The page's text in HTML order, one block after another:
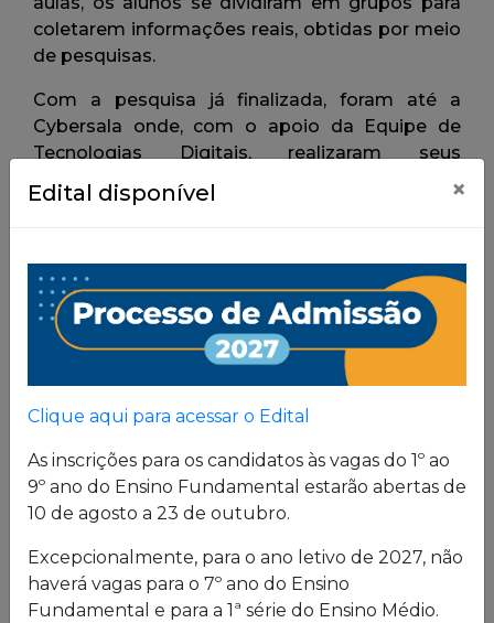
Edital disponível ×
Clique aqui para acessar o Edital
As inscrições para os candidatos às vagas do 1º ao
9º ano do Ensino Fundamental estarão abertas de
10 de agosto a 23 de outubro.
Excepcionalmente, para o ano letivo de 2027, não
haverá vagas para o 7º ano do Ensino
Fundamental e para a 1ª série do Ensino Médio.